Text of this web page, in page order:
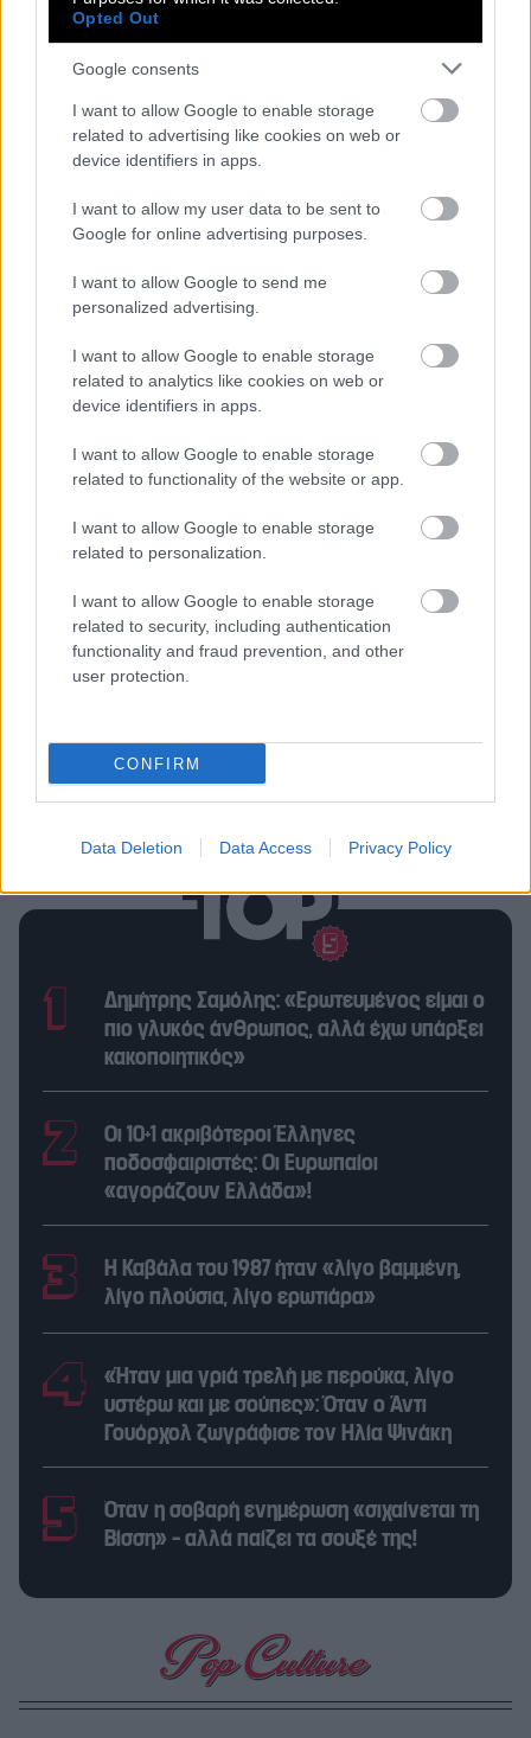
Opted Out
Google consents
I want to allow Google to enable storage
related to advertising like cookies on web or
device identifiers in apps.
I want to allow my user data to be sent to
Google for online advertising purposes.
I want to allow Google to send me
personalized advertising.
I want to allow Google to enable storage
related to analytics like cookies on web or
device identifiers in apps.
I want to allow Google to enable storage
related to functionality of the website or app.
I want to allow Google to enable storage
related to personalization.
I want to allow Google to enable storage
related to security, including authentication
functionality and fraud prevention, and other
user protection.
CONFIRM
Data Deletion Data Access Privacy Policy
είναι φουτουριστικές, χωρίς πλαστικό, και
θυμίζουν κάτι ανάμεσα σε vintage αντικείμενα και
διαστημόπλοια από ταινία επιστημονικής
φαντασίας. Είναι επίσης επαναγεμιζόμενες.
Το πιο ενδιαφέρον δεν είναι καν αν κάνει
θαύματα, είναι περισσότερο η τεχνογνωσία και οι
πιθανότητες που δημιουργούνται. Με τον κόσμο να
έχει αρχίσει να «ψειρίζει» πολύ περισσότερο τι
βάζει στο πρόσωπό του (μικροπλαστικά, συνθέσεις
νέο είδος διαστημικής αισθητικής.
NASA ΜΑΚΙΓΙΑΖ
Σχετικά άρθρα
Το σπιρτόκουτο των 270 ευρώ είναι η
Από τη Louis Vuitton στην Prada –
Αυτά είναι τα πιο πολυτελή
σοκολατένια αβγά του Πάσχα
Δημήτρης Σαμόλης: «Ερωτευμένος είμαι ο
πιο γλυκός άνθρωπος, αλλά έχω υπάρξει
κακοποιητικός»
Οι 10+1 ακριβότεροι Έλληνες
ποδοσφαιριστές: Οι Ευρωπαίοι
«αγοράζουν Ελλάδα»!
Η Καβάλα του 1987 ήταν «λίγο βαμμένη,
λίγο πλούσια, λίγο ερωτιάρα»
«Ήταν μια γριά τρελή με περούκα, λίγο
υστέρω και με σούπες»: Όταν ο Άντι
Γουόρχολ ζωγράφισε τον Ηλία Ψινάκη
Όταν η σοβαρή ενημέρωση «σιχαίνεται τη
Βίσση» – αλλά παίζει τα σουξέ της!